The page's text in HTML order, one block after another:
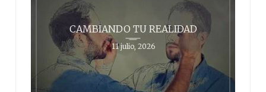
CAMBIANDO TU REALIDAD
11 julio, 2026